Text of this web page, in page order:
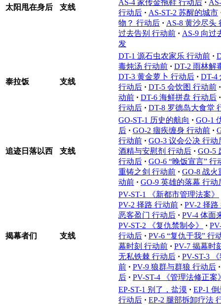
太阳甩在身后 支线
AS-4 家传金拖鞋 行动后 ·
行动后 · AS-ST-2 苏醒的城市
物？ 行动后 · AS-8 黄沙尽头
过去告别 行动前 · AS-9 向过
发
泰拉饭 支线
DT-1 源石虫农家乐 行动前 ·
毒炖汤 行动前 · DT-2 雨林解
DT-3 黄金萝卜 行动后 · DT-4
行动后 · DT-5 会饮图 行动前 ·
动前 · DT-6 海鲜拼盘 行动后 ·
行动后 · DT-8 罗德岛大食堂
追迹日落以西 支线
GO-ST-1 历史的航向 · GO-1
后 · GO-2 痼疾缠身 行动前 ·
行动前 · GO-3 议会公决 行动
酒精与安慰剂 行动后 · GO-5
行动后 · GO-6 “晚饭宣言” 行
重铸之剑 行动前 · GO-8 战火
动前 · GO-9 英雄的落幕 行动
揭幕者们 支线
PV-ST-1 《新都市管理法案》
PV-2 择路 行动前 · PV-2 择路
恶客盈门 行动后 · PV-4 体面
PV-ST-2 《复仇禁制令》
·
行动后 · PV-6 “复仇于我” 行
幕时刻 行动前 · PV-7 揭幕时
无私铁棘 行动后 · PV-ST-3
前 · PV-9 狼群与群狼 行动后 ·
后 · PV-ST-4 《管理法修正案
EP-ST-1 别了，盐漠 · EP-1
行动后 · EP-2 腿部拆卸疗法